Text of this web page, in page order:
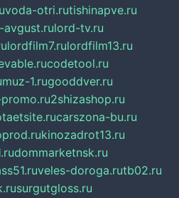
voda-otri.rutishinapve.ru
lord-tv.ru
lordfilm7.rulordfilm13.ru
codetool.ru
muz-1.rugooddver.ru
2shizashop.ru
carszona-bu.ru
kinozadrot13.ru
dommarketnsk.ru
veles-doroga.rutb02.ru
surgutgloss.ru